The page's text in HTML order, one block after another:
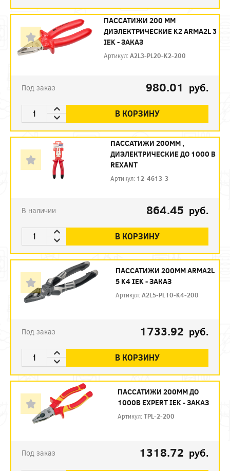
ПАССАТИЖИ 200 ММ
ДИЭЛЕКТРИЧЕСКИЕ K2 ARMA2L 3
IEK - ЗАКАЗ
Артикул:A2L3-PL20-K2-200
Под заказ 980.01 руб.
В КОРЗИНУ
ПАССАТИЖИ 200ММ ,
ДИЭЛЕКТРИЧЕСКИЕ ДО 1000 В
REXANT
Артикул: 12-4613-3
В наличии 864.45 руб.
В КОРЗИНУ
ПАССАТИЖИ 200ММ ARMA2L
5 K4 IEK - ЗАКАЗ
Артикул:A2L5-PL10-K4-200
Под заказ 1733.92 руб.
В КОРЗИНУ
ПАССАТИЖИ 200ММ ДО
1000В EXPERT IEK - ЗАКАЗ
Артикул:TPL-2-200
Под заказ 1318.72 руб.